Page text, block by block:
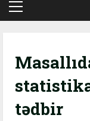
Primary
tədbir